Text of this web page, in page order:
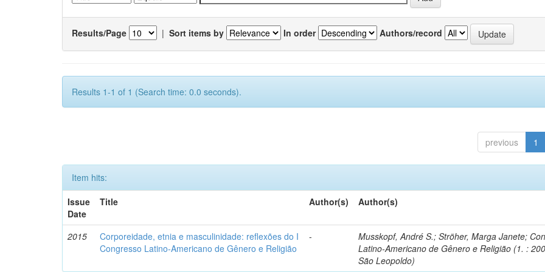
Results/Page | Sort items by In order Authors/record
Results 1-1 of 1 (Search time: 0.0 seconds).
previous 1
Item hits:
Issue
Date
Title Author(s) Author(s)
2015
Corporeidade, etnia e masculinidade: reflexões do I
Congresso Latino-Americano de Gênero e Religião
-
Musskopf, André S.; Ströher, Marga Janete;
Latino-Americano de Gênero e Religião (1. :
São Leopoldo)